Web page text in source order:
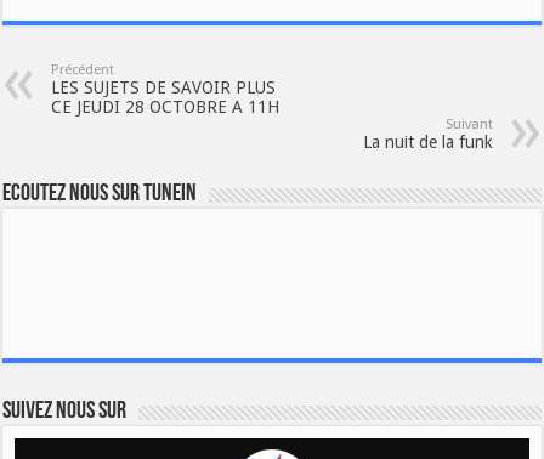
Précédent
LES SUJETS DE SAVOIR PLUS
CE JEUDI 28 OCTOBRE A 11H
Suivant
La nuit de la funk
Ecoutez nous sur TuneIn
Suivez nous sur